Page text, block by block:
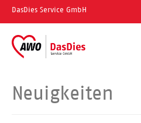
DasDies Service GmbH
Neuigkeiten